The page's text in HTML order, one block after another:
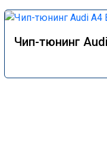
Чип-тюнинг